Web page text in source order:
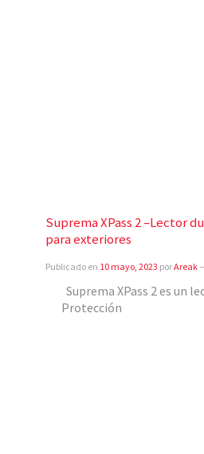
Suprema XPass 2 –Lector
para exteriores
Publicado en 10 mayo, 2023 porAreak
Suprema XPass 2 es un
Protección